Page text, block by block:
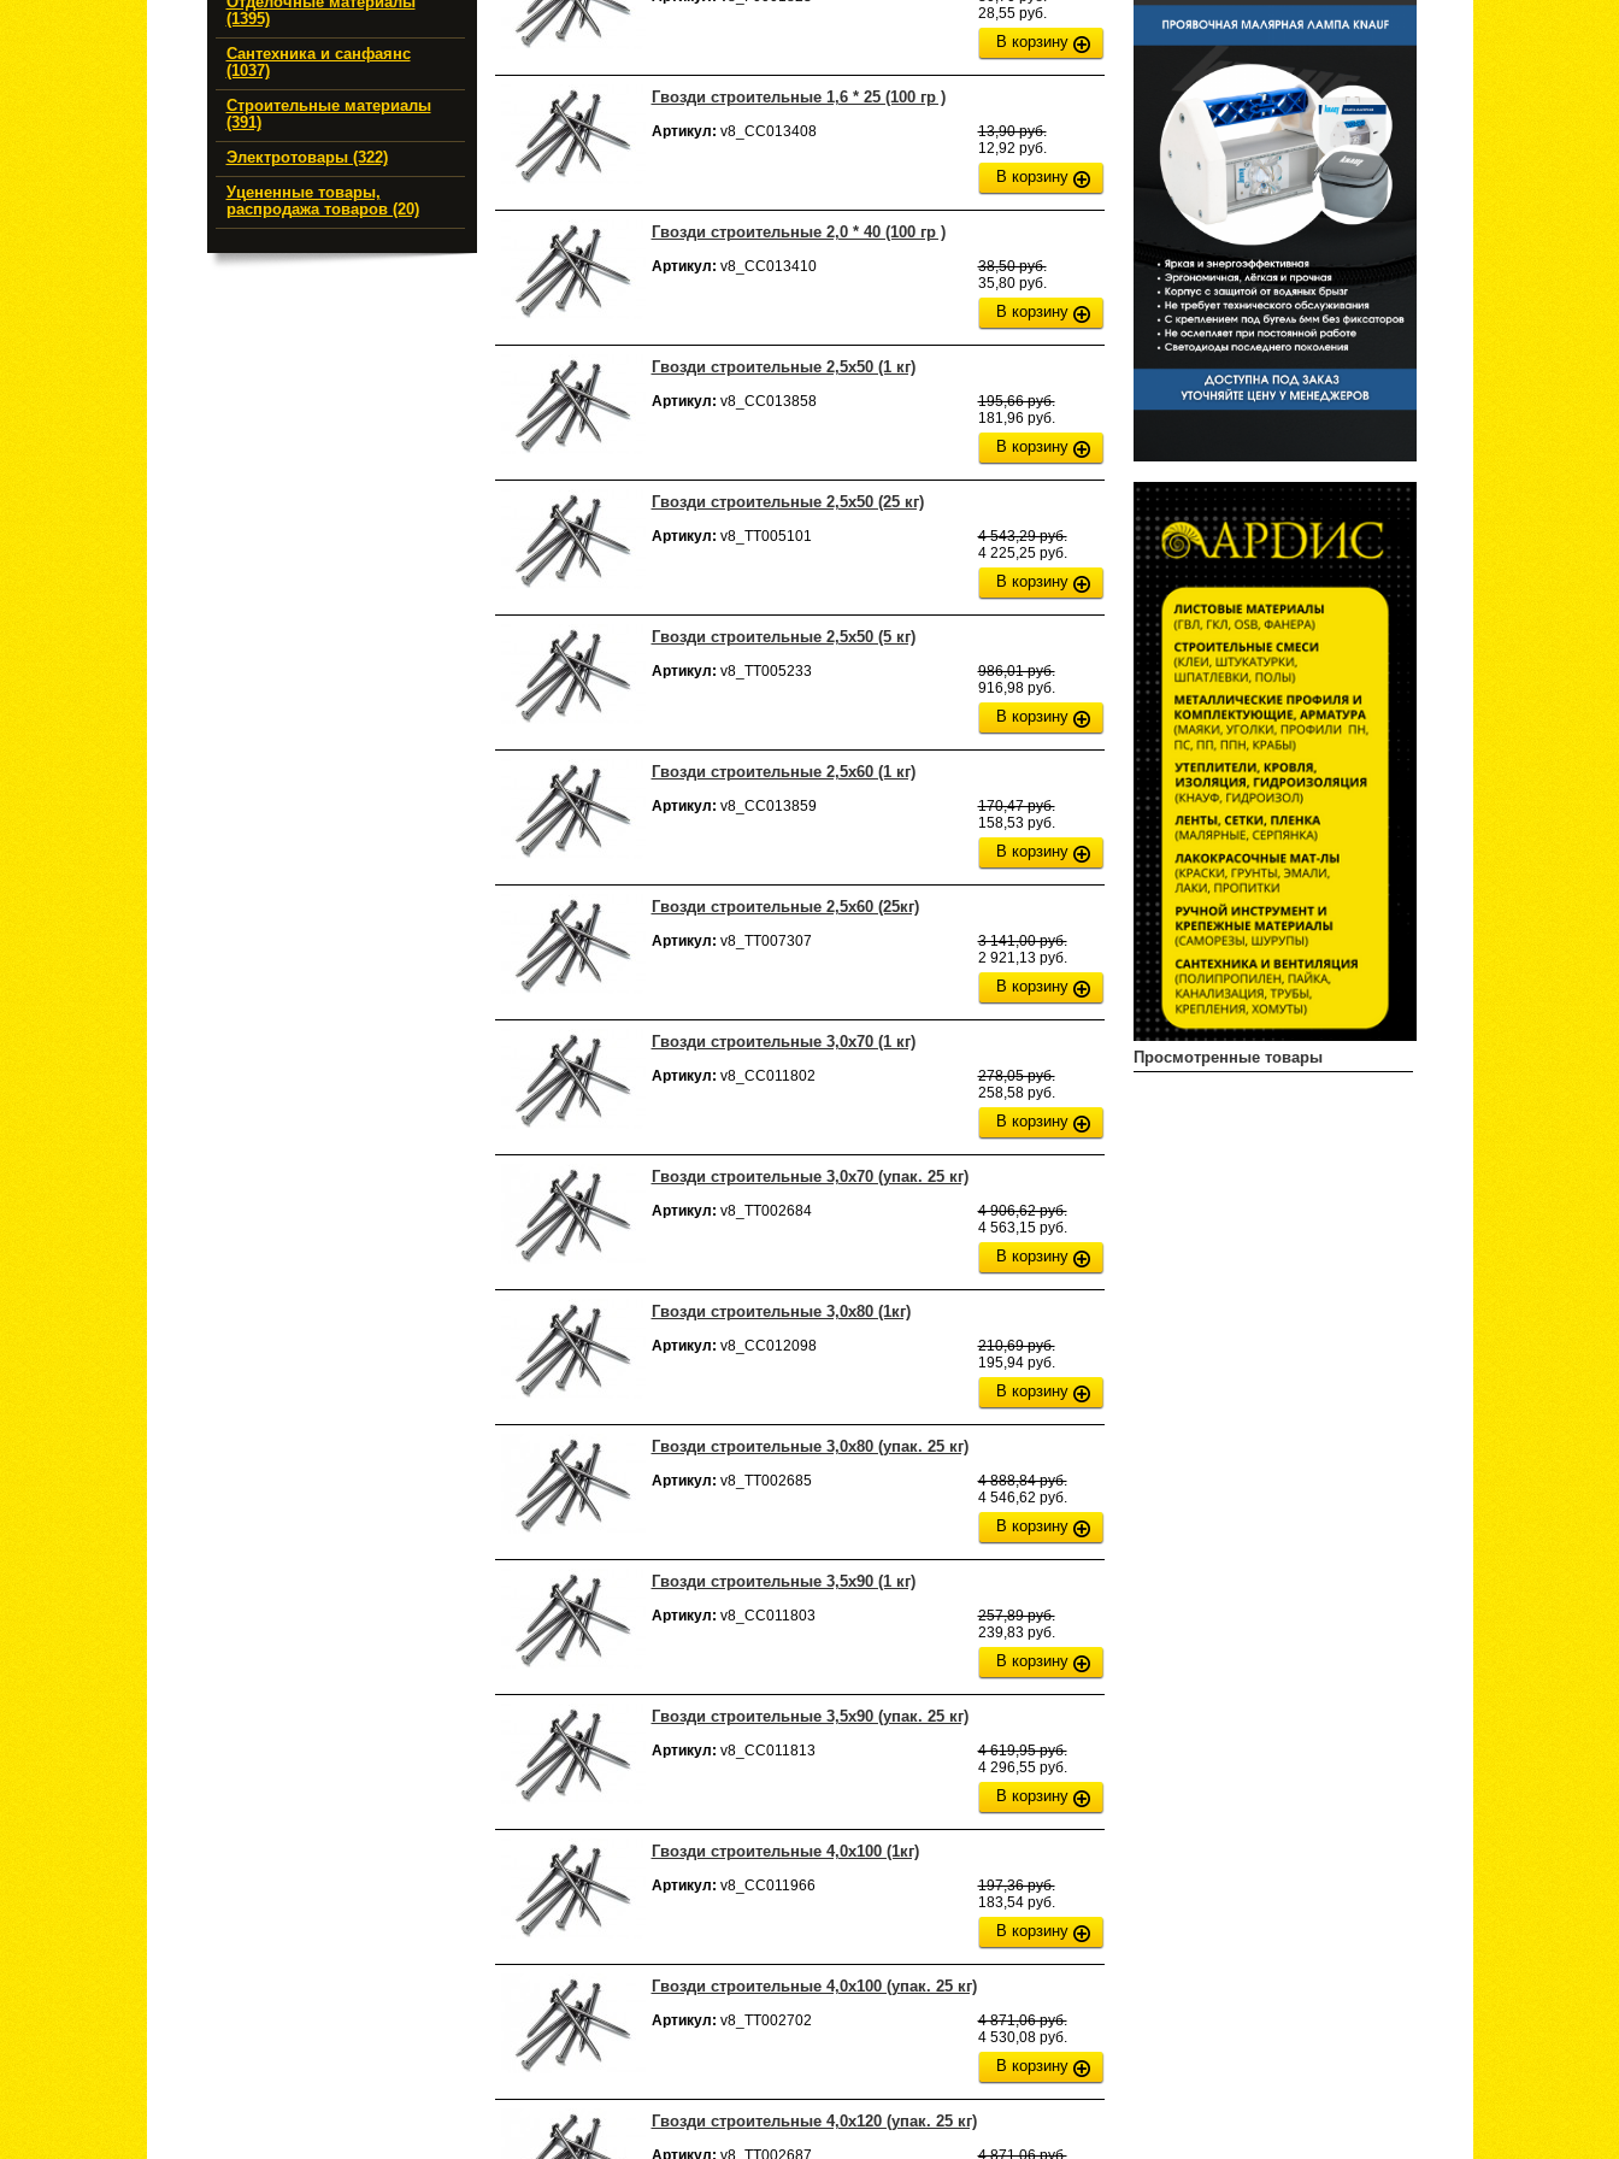
Просмотренные товары
(1395)
Сантехника и санфаянс
(1037)
Строительные материалы
(391)
Электротовары (322)
Уцененные товары,
распродажа товаров (20)
28,55 руб.
В корзину
Гвозди строительные 1,6 * 25 (100 гр )
Артикул: v8_СС013408
13,90 руб.
12,92 руб.
В корзину
Гвозди строительные 2,0 * 40 (100 гр )
Артикул: v8_СС013410
38,50 руб.
35,80 руб.
В корзину
Гвозди строительные 2,5х50 (1 кг)
Артикул: v8_СС013858
195,66 руб.
181,96 руб.
В корзину
Гвозди строительные 2,5х50 (25 кг)
Артикул: v8_ТТ005101
4 543,29 руб.
4 225,25 руб.
В корзину
Гвозди строительные 2,5х50 (5 кг)
Артикул: v8_ТТ005233
986,01 руб.
916,98 руб.
В корзину
Гвозди строительные 2,5х60 (1 кг)
Артикул: v8_СС013859
170,47 руб.
158,53 руб.
В корзину
Гвозди строительные 2,5х60 (25кг)
Артикул: v8_ТТ007307
3 141,00 руб.
2 921,13 руб.
В корзину
Гвозди строительные 3,0х70 (1 кг)
Артикул: v8_СС011802
278,05 руб.
258,58 руб.
В корзину
Гвозди строительные 3,0х70 (упак. 25 кг)
Артикул: v8_ТТ002684
4 906,62 руб.
4 563,15 руб.
В корзину
Гвозди строительные 3,0х80 (1кг)
Артикул: v8_СС012098
210,69 руб.
195,94 руб.
В корзину
Гвозди строительные 3,0х80 (упак. 25 кг)
Артикул: v8_ТТ002685
4 888,84 руб.
4 546,62 руб.
В корзину
Гвозди строительные 3,5х90 (1 кг)
Артикул: v8_СС011803
257,89 руб.
239,83 руб.
В корзину
Гвозди строительные 3,5х90 (упак. 25 кг)
Артикул: v8_СС011813
4 619,95 руб.
4 296,55 руб.
В корзину
Гвозди строительные 4,0х100 (1кг)
Артикул: v8_СС011966
197,36 руб.
183,54 руб.
В корзину
Гвозди строительные 4,0х100 (упак. 25 кг)
Артикул: v8_ТТ002702
4 871,06 руб.
4 530,08 руб.
В корзину
Гвозди строительные 4,0х120 (упак. 25 кг)